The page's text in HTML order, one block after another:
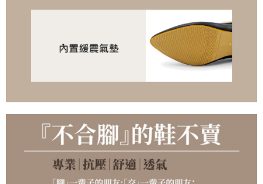
ansuran yang diingini, tarikh akhir pembayaran, dan setelah
3. Jumlah kelulusan sebenar, bilangan ansuran dan jumlah bayaran
adalah berdasarkan halaman pengesahan transaksi seterusnya.
4. Dalam masa 30 minit selepas pesanan ditubuhkan, jika tidak pergi
untuk mengesahkan transaksi atau jika tidak lulus semakan, pesanan
semakan khusus" yang tidak lulus, ini menunjukkan bahawa sistem
penilaian boleh diberikan.
【Penerangan Kaedah Pembayaran】
1. Pembayaran ansuran tidak digabungkan dalam bil telekomunikasi,
"Pembayaran Ansuran Gogo" akan menghantar SMS peringatan
pembayaran selepas tarikh penyelesaian bulanan.
2. Melalui pautan SMS untuk membuka bil, anda boleh memilih untuk
membayar melalui "Kod bar kedai serbaneka / Kedai rasmi Taiwan